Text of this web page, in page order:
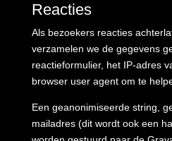
Reacties
Als bezoekers reacties
verzamelen we de gegevens
reactieformulier, het IP-adres
browser user agent om te
Een geanonimiseerde string,
mailadres (dit wordt ook een